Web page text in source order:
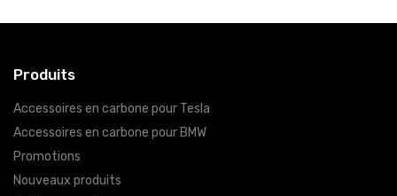
Produits
Accessoires en carbone pour Tesla
Accessoires en carbone pour BMW
Promotions
Nouveaux produits